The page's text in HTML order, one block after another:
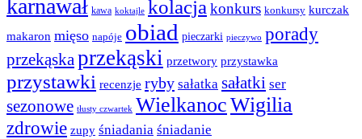
karnawał kawa koktajle kolacja konkurs konkursy kurczak
makaron mięso napóje obiad pieczarki pieczywo porady
przekąskaprzekąski przetwory przystawka
przystawki recenzje ryby sałatka sałatki ser
sezonowe tłusty czwartek WielkanocWigilia
zdrowie zupy śniadania śniadanie